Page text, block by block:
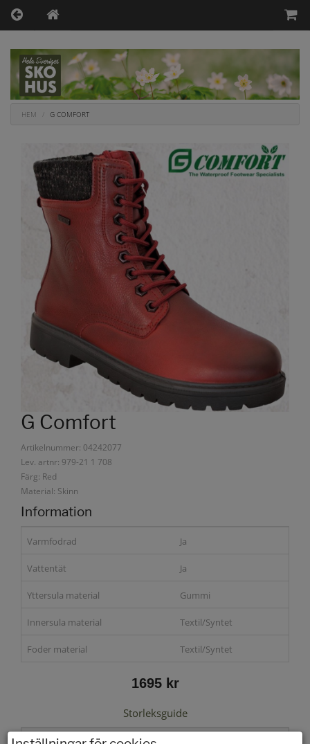
HEM G COMFORT
G Comfort
Artikelnummer: 04242077
Lev. artnr: 979-21 1 708
Färg: Red
Material: Skinn
Information
Varmfodrad Ja
Vattentät Ja
Yttersula material Gummi
Innersula material Textil/Syntet
Foder material Textil/Syntet
1695 kr
Storleksguide